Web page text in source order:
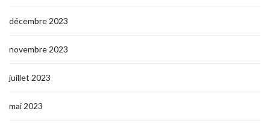
décembre 2023
novembre 2023
juillet 2023
mai 2023